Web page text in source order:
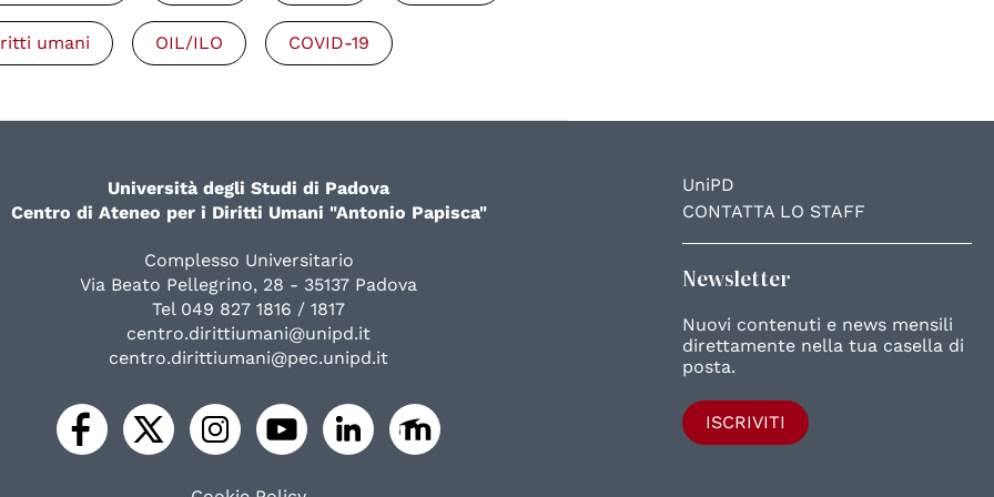
umani OIL/ILO COVID-19
UniPD
CONTATTA LO STAFF
Newsletter
Nuovi contenuti e news mensili
direttamente nella tua casella di
posta.
ISCRIVITI
Università degli Studi di Padova
Centro di Ateneo per i Diritti Umani "Antonio Papisca"
Complesso Universitario
Via Beato Pellegrino, 28 - 35137 Padova
Tel 049 827 1816 / 1817
centro.dirittiumani@unipd.it
centro.dirittiumani@pec.unipd.it